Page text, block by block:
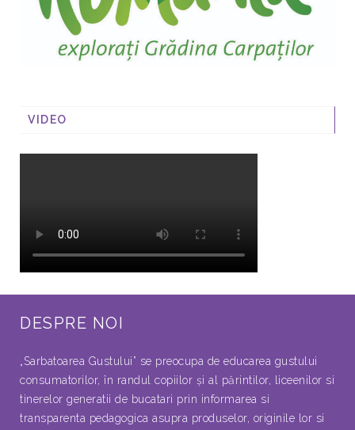
VIDEO
DESPRE NOI
„Sarbatoarea Gustului” se preocupa de educarea gustului
consumatorilor, în randul copiilor şi al părintilor, liceenilor si
tinerelor generatii de bucatari prin informarea si
transparenta pedagogica asupra produselor, originile lor si